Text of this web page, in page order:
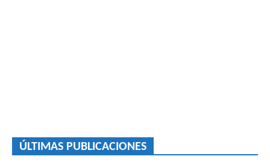
ÚLTIMAS PUBLICACIONES